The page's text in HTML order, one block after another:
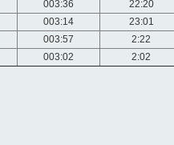
003:36
22:20
003:14
23:01
003:57
2:22
003:02 2:02